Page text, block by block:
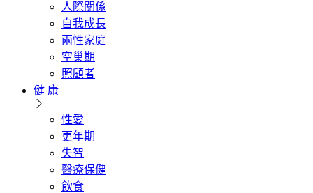
人際關係
自我成長
兩性家庭
空巢期
照顧者
健 康
性愛
更年期
失智
醫療保健
飲食